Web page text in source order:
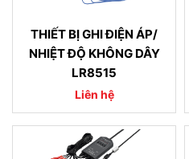
THIẾT BỊ GHI ĐIỆN ÁP/
NHIỆT ĐỘ KHÔNG DÂY
LR8515
Liên hệ